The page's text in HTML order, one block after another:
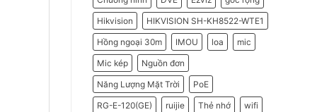
Hikvision
HIKVISION SH-KH8522-WTE1
Hồng ngoại 30m
IMOU loa
mic
Mic kép
Nguồn đơn
Năng Lượng Mặt Trời
PoE
RG-E-120(GE)
ruijie Thẻ nhớ
wifi